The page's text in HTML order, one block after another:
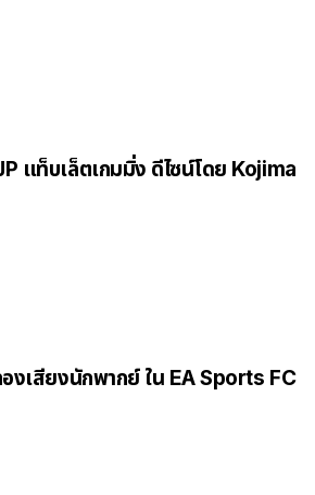
แท็บเล็ตเกมมิ่ง ดีไซน์โดย Kojima
งเสียงนักพากย์ ใน EA Sports FC